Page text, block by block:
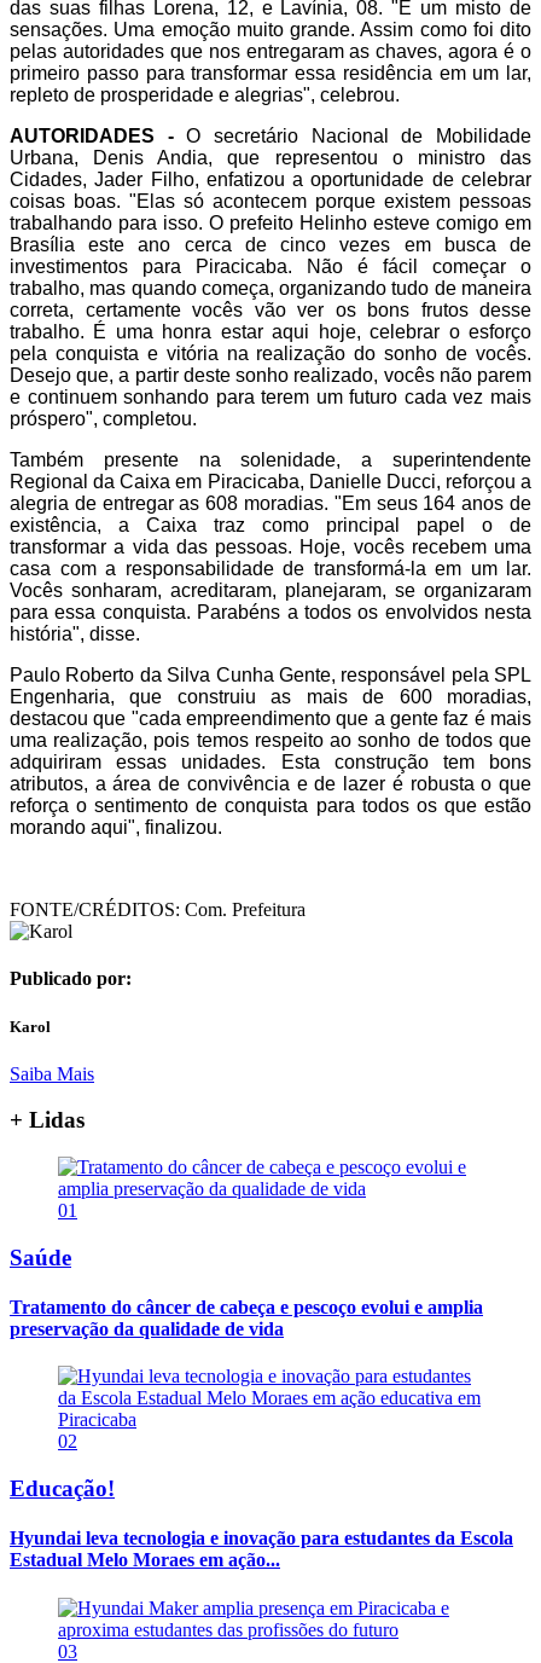
das suas filhas Lorena, 12, e Lavínia, 08. "É um misto de
sensações. Uma emoção muito grande. Assim como foi dito
pelas autoridades que nos entregaram as chaves, agora é o
primeiro passo para transformar essa residência em um lar,
repleto de prosperidade e alegrias", celebrou.
AUTORIDADES -O secretário Nacional de Mobilidade
Urbana, Denis Andia, que representou o ministro das
Cidades, Jader Filho, enfatizou a oportunidade de celebrar
coisas boas. "Elas só acontecem porque existem pessoas
trabalhando para isso. O prefeito Helinho esteve comigo em
Brasília este ano cerca de cinco vezes em busca de
investimentos para Piracicaba. Não é fácil começar o
trabalho, mas quando começa, organizando tudo de maneira
correta, certamente vocês vão ver os bons frutos desse
trabalho. É uma honra estar aqui hoje, celebrar o esforço
pela conquista e vitória na realização do sonho de vocês.
Desejo que, a partir deste sonho realizado, vocês não parem
e continuem sonhando para terem um futuro cada vez mais
próspero", completou.
Também presente na solenidade, a superintendente
Regional da Caixa em Piracicaba, Danielle Ducci, reforçou a
alegria de entregar as 608 moradias. "Em seus 164 anos de
existência, a Caixa traz como principal papel o de
transformar a vida das pessoas. Hoje, vocês recebem uma
casa com a responsabilidade de transformá-la em um lar.
Vocês sonharam, acreditaram, planejaram, se organizaram
para essa conquista. Parabéns a todos os envolvidos nesta
história", disse.
Paulo Roberto da Silva Cunha Gente, responsável pela SPL
Engenharia, que construiu as mais de 600 moradias,
destacou que "cada empreendimento que a gente faz é mais
uma realização, pois temos respeito ao sonho de todos que
adquiriram essas unidades. Esta construção tem bons
atributos, a área de convivência e de lazer é robusta o que
reforça o sentimento de conquista para todos os que estão
morando aqui", finalizou.
FONTE/CRÉDITOS: Com. Prefeitura
Publicado por:
Karol
Saiba Mais
+ Lidas
01
Saúde
Tratamento do câncer de cabeça e pescoço evolui e amplia
preservação da qualidade de vida
02
Educação!
Hyundai leva tecnologia e inovação para estudantes da Escola
Estadual Melo Moraes em ação...
03